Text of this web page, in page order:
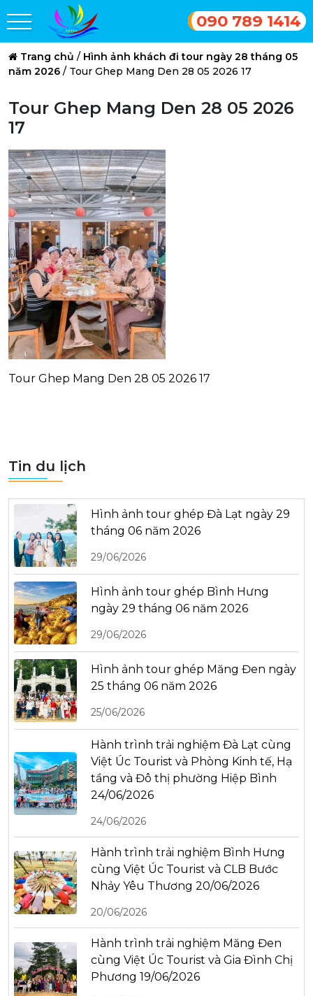
090 789 1414
Trang chủ / Hình ảnh khách đi tour ngày 28 tháng 05
năm 2026 / Tour Ghep Mang Den 28 05 2026 17
Tour Ghep Mang Den 28 05 2026
17
Tour Ghep Mang Den 28 05 2026 17
Tin du lịch
Hình ảnh tour ghép Đà Lạt ngày 29
tháng 06 năm 2026
29/06/2026
Hình ảnh tour ghép Bình Hưng
ngày 29 tháng 06 năm 2026
29/06/2026
Hình ảnh tour ghép Măng Đen ngày
25 tháng 06 năm 2026
25/06/2026
Hành trình trải nghiệm Đà Lạt cùng
Việt Úc Tourist và Phòng Kinh tế, Hạ
tầng và Đô thị phường Hiệp Bình
24/06/2026
24/06/2026
Hành trình trải nghiệm Bình Hưng
cùng Việt Úc Tourist và CLB Bước
Nhảy Yêu Thương 20/06/2026
20/06/2026
Hành trình trải nghiệm Măng Đen
cùng Việt Úc Tourist và Gia Đình Chị
Phương 19/06/2026